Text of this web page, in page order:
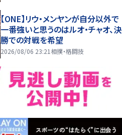
【ONE】リウ・メンヤンが自分以外で
一番強いと思うのはルオ・チャオ、決
勝での対戦を希望
2026/08/06 23:21 相撲・格闘技